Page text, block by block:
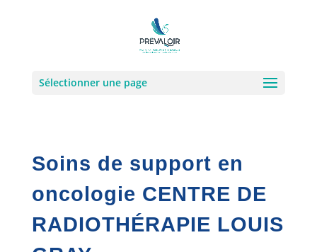
Sélectionner une page
Soins de support en
oncologie CENTRE DE
RADIOTHÉRAPIE LOUIS